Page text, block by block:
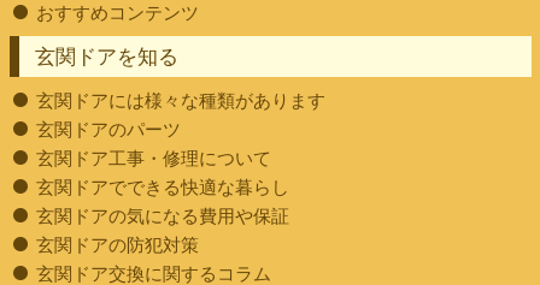
おすすめコンテンツ
玄関ドアを知る
玄関ドアには様々な種類があります
玄関ドアのパーツ
玄関ドア工事・修理について
玄関ドアでできる快適な暮らし
玄関ドアの気になる費用や保証
玄関ドアの防犯対策
玄関ドア交換に関するコラム